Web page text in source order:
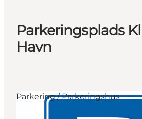
Oplevelser
Outdoor
Mad og drikke
Parkeringsplads
Havn
Parkering / Parkeringshus